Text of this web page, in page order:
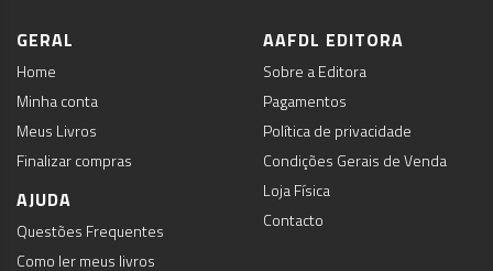
GERAL
Home
Minha conta
Meus Livros
Finalizar compras
AJUDA
Questões Frequentes
Como ler meus livros
AAFDL EDITORA
Sobre a Editora
Pagamentos
Política de privacidade
Condições Gerais de Venda
Loja Física
Contacto